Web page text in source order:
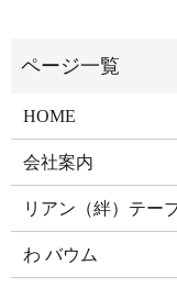
HOME
会社案内
リアン（絆）テー
わ バウム